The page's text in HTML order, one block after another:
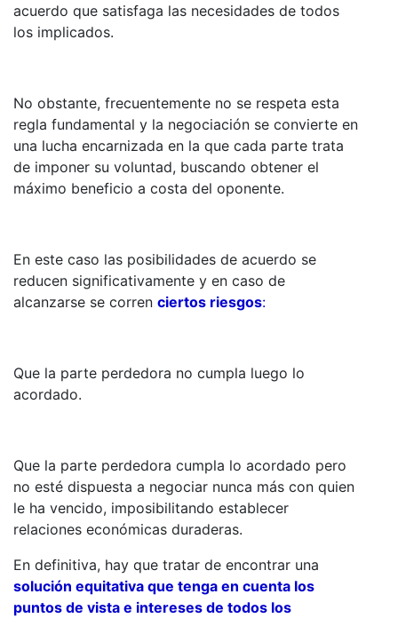
acuerdo que satisfaga las necesidades de todos
los implicados.
No obstante, frecuentemente no se respeta esta
regla fundamental y la negociación se convierte en
una lucha encarnizada en la que cada parte trata
de imponer su voluntad, buscando obtener el
máximo beneficio a costa del oponente.
En este caso las posibilidades de acuerdo se
reducen significativamente y en caso de
alcanzarse se corren ciertos riesgos:
Que la parte perdedora no cumpla luego lo
acordado.
Que la parte perdedora cumpla lo acordado pero
no esté dispuesta a negociar nunca más con quien
le ha vencido, imposibilitando establecer
relaciones económicas duraderas.
En definitiva, hay que tratar de encontrar una
solución equitativa que tenga en cuenta los
puntos de vista e intereses de todos los